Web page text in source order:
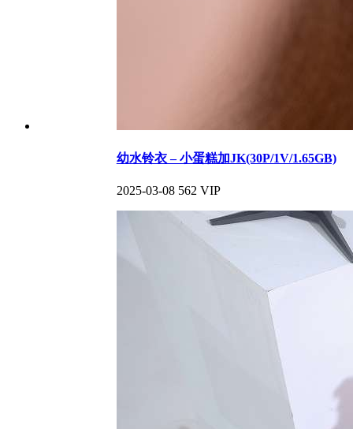
幼水铃衣 – 小蛋糕加JK(30P/1V/1.65GB)
2025-03-08 562 VIP